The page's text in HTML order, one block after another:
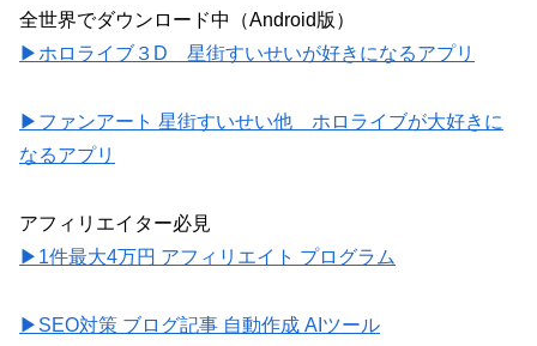
全世界でダウンロード中（Android版）
▶ホロライブ３D 星街すいせいが好きになるアプリ
▶ファンアート 星街すいせい他 ホロライブが大好きに
なるアプリ
アフィリエイター必見
▶1件最大4万円 アフィリエイト プログラム
▶SEO対策 ブログ記事 自動作成 AIツール